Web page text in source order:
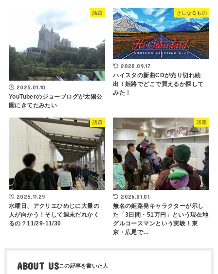
話題
2025.01.10
YouTuberのジョーブログが太陽公
園にきてたみたい
きになるもの
2020.09.17
ハイスタの新曲CDが売り切れ続
出！姫路でどこで買えるか探して
みた！
話題
2025.11.29
水曜日、アクリエひめじに大量の
人が向かう！そして週末だれかく
るの？11/29-11/30
話題
2026.01.01
無名の姫路発キャラクターが示し
た「3日間・51万円」という現在地
グルコースマンという実験！東
京・広尾で…
ABOUT US